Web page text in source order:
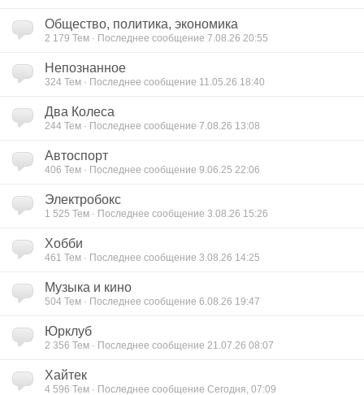
Общество, политика, экономика
2 179 Тем · Последнее сообщение 7.08.26 20:55
Непознанное
324 Тем · Последнее сообщение 11.05.26 18:40
Два Колеса
244 Тем · Последнее сообщение 7.08.26 13:08
Автоспорт
406 Тем · Последнее сообщение 9.06.25 22:06
Электробокс
1 525 Тем · Последнее сообщение 3.08.26 15:26
Хобби
461 Тем · Последнее сообщение 3.08.26 14:25
Музыка и кино
504 Тем · Последнее сообщение 6.08.26 19:47
Юрклуб
2 356 Тем · Последнее сообщение 21.07.26 08:07
Хайтек
4 596 Тем · Последнее сообщение Сегодня, 07:09